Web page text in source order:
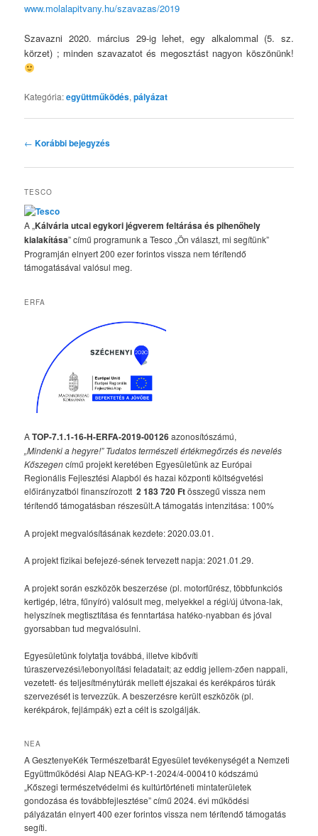
www.molalapitvany.hu/szavazas/2019
Szavazni 2020. március 29-ig lehet, egy alkalommal (5. sz.
körzet) ; minden szavazatot és megosztást nagyon köszönünk!
Kategória:együttműködés,pályázat
Bejegyzés
← Korábbi bejegyzés
TESCO
A „Kálvária utcai egykori jégverem feltárása és pihenőhely
kialakítása” című programunk a Tesco „Ön választ, mi segítünk”
Programján elnyert 200 ezer forintos vissza nem térítendő
támogatásával valósul meg.
ERFA
ATOP-7.1.1-16-H-ERFA-2019-00126azonosítószámú,
„Mindenki a hegyre!” Tudatos természeti értékmegőrzés és nevelés
Kőszegencímű projekt keretében Egyesületünk az Európai
Regionális Fejlesztési Alapból és hazai központi költségvetési
előirányzatból finanszírozott2 183 720 Ftösszegű vissza nem
térítendő támogatásban részesült.A támogatás intenzitása: 100%
A projekt megvalósításának kezdete: 2020.03.01.
A projekt fizikai befejezé-sének tervezett napja: 2021.01.29.
A projekt során eszközök beszerzése (pl. motorfűrész, többfunkciós
kertigép, létra, fűnyíró) valósult meg, melyekkel a régi/új útvona-lak,
helyszínek megtisztítása és fenntartása hatéko-nyabban és jóval
gyorsabban tud megvalósulni.
Egyesületünk folytatja továbbá, illetve kibővíti
túraszervezési/lebonyolítási feladatait; az eddig jellem-zően nappali,
vezetett- és teljesítménytúrák mellett éjszakai és kerékpáros túrák
szervezését is tervezzük. A beszerzésre került eszközök (pl.
kerékpárok, fejlámpák) ezt a célt is szolgálják.
NEA
A GesztenyeKék Természetbarát Egyesület tevékenységét a Nemzeti
Együttműködési Alap NEAG-KP-1-2024/4-000410 kódszámú
„Kőszegi természetvédelmi és kultúrtörténeti mintaterületek
gondozása és továbbfejlesztése” című 2024. évi működési
pályázatán elnyert 400 ezer forintos vissza nem térítendő támogatás
segíti.